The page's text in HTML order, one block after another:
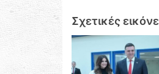
Σχετικές